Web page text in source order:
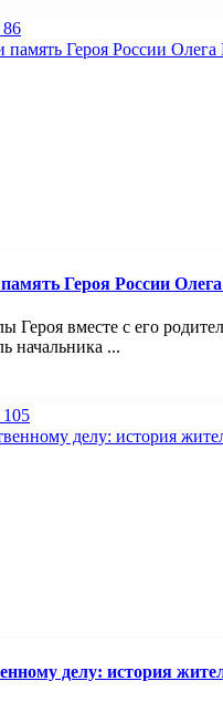
86
Героя России
Героя вместе с его
начальника ...
105
делу: история